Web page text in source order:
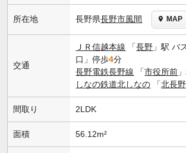
所在地 長野県長野市風間 MAP
交通
ＪＲ信越本線 「長野 」駅 バ
口」停歩4分
長野電鉄長野線 「市役所前
しなの鉄道北しなの 「北長野
間取り 2LDK
面積 56.12m²